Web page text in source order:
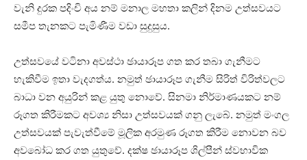
වැනි දුරක පදිංචි අය නම් මනාල මහතා කලින් දිනම උත්සවයට
සමීප තැනකට පැමිණීම වඩා සුදුසුය.
උත්සවයේ වටිනා අවස්‌ථා ඡායාරූප ගත කර තබා ගැනීමට
හැකිවීම ඉතා වැදගත්ය. නමුත් ඡායාරූප ගැනීම සිරිත් විරිත්වලට
බාධා වන අයුරින් කළ යුතු නොවේ. සිනමා නිර්මාණයකට නම්
රූගත කිරීමකට අවශ්‍ය නිසා උත්සවයක්‌ ගනු ලැබේ. නමුත් මංගල
උත්සවයක්‌ පැවැත්වීමේ මූලික අරමුණ රූගත කිරීම නොවන බව
අවබෝධ කර ගත යුතුවේ. දක්‌ෂ ඡායාරූප ශිල්පීන් ස්‌වභාවික